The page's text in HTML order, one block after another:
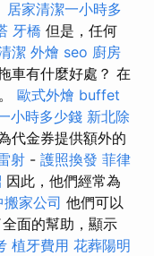
居家清潔一小時多
牙橋 但是，任何
潔 外燴 seo 廚房
車有什麼好處？ 在
歐式外燴 buffet
小時多少錢 新北除
代金券提供額外的
射 - 護照換發 菲律
因此，他們經常為
搬家公司 他們可以
面的幫助，顯示
植牙費用 花葬陽明